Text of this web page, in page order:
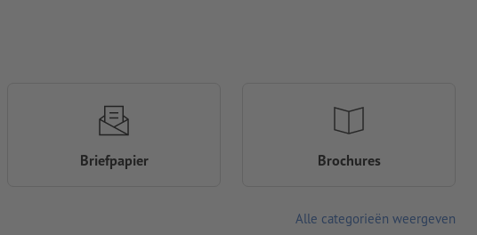
Briefpapier Brochures
Alle categorieën weergeven